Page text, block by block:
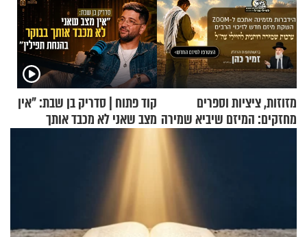
מזוזות, ציציות וספרים
מחזקים: המיזם שיביא שמירה
קוד פתוח | סדריק בן שבת: "אין
מצב שאני לא מכבד אותך
בבוקר בהנחת תפילין"